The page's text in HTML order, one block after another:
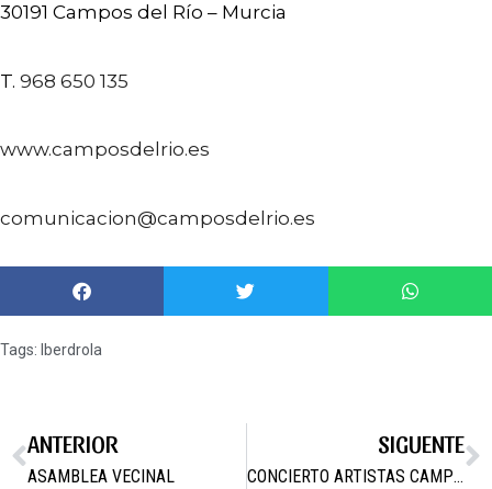
30191 Campos del Río – Murcia
T. 968 650 135
www.camposdelrio.es
comunicacion@camposdelrio.es
Tags: Iberdrola
ANTERIOR
ASAMBLEA VECINAL
SIGUENTE
CONCIERTO ARTISTAS CAMPEROS 2018